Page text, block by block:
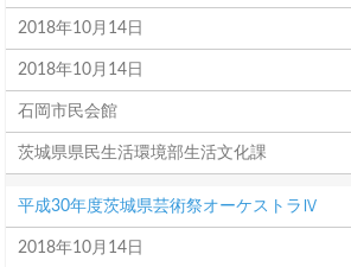
2018年10月14日
2018年10月14日
石岡市民会館
茨城県県民生活環境部生活文化課
平成30年度茨城県芸術祭オーケストラⅣ
2018年10月14日